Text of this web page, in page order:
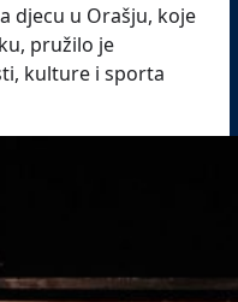
djecu u Orašju, koje
pružilo je
kulture i sporta